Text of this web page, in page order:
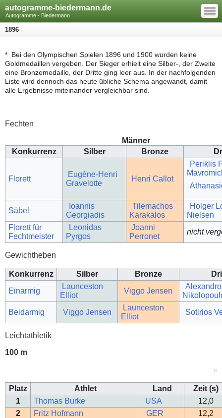
autogramme-biedermann.de
Autogramme - Biedermann
—
—
—
1896
* Bei den Olympischen Spielen 1896 und 1900 wurden keine
Goldmedaillen vergeben. Der Sieger erhielt eine Silber-, der Zweite
eine Bronzemedaille, der Dritte ging leer aus. In der nachfolgenden
Liste wird dennoch das heute übliche Schema angewandt, damit
alle Ergebnisse miteinander vergleichbar sind.
Fechten
Männer
Konkurrenz
Silber Bronze
Florett
Eugène-Henri
Gravelotte
Henri Callot
Periklis
Säbel
Ioannis
Georgiadis
Tilemachos
Karakalos
Holger
Nielsen
Florett für
Fechtmeister
Leonidas
Pyrgos
Joanni
Perronet
nicht
Gewichtheben
Konkurrenz Silber Bronze
Einarmig
Launceston
Elliot
Viggo Jensen
Beidarmig
Viggo Jensen
Launceston
Elliot
Sotirios
Leichtathletik
100 m
Platz Athlet Land
Zeit (s)
1
Thomas Burke USA
12,0
2
Fritz Hofmann GER 12,2